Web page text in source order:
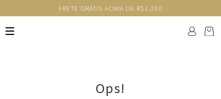
FRETE GRÁTIS ACIMA DE R$1.250
Ops!